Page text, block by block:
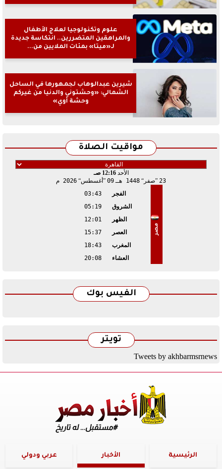
علوم وتكنولوجيا لعلاج الأطفال
والمراهقين المتضررين.. انتكاسة جديدة
لـ«ميتا» بمئات الملايين من...
شيرين عبدالوهاب لجمهورها في الساحل
الشمالي: «وحشتوني والدنيا من غيركم
وحشة أوي»
مواقيت الصلاة
الأحد12:16 صـ
23 صفر 1448 هـ 09 أغسطس 2026 م
مصر
الفجر
03:43
الشروق
05:19
الظهر
12:01
العصر
15:37
المغرب
18:43
العشاء
20:08
الفيس بوك
تويتر
Tweets by akhbarmsrnews
الرئيسية الأخبار عربي ودولي